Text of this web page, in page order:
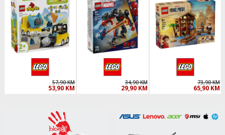
57,90 KM
53,90 KM
34,90 KM
29,90 KM
73,90 KM
65,90 KM